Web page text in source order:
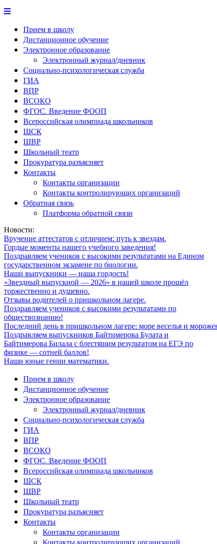
Прием в школу
Дистанционное обучение
Электронное образование
Электронный журнал/дневник
Социально-психологическая служба
ГИА
ВПР
ВСОКО
ФГОС. Введение ФООП
Всероссийская олимпиада школьников
ШСК
ШВР
Школьный театр
Прокуратура разъясняет
Контакты
Контакты организации
Контакты контролирующих организаций
Обратная связь
Платформа обратной связи
Новости:
Вручение аттестатов с отличием: путь к звездам.
Гордые моменты нашего учебного заведения!
Поздравляем учеников с высокими результатами на Едином
государственном экзамене по биологии.
Наши выпускники — наша гордость!
«Звездный выпускной — 2026» в нашей школе прошёл
торжественно и душевно.
Отзывы родителей о пришкольном лагере.
Поздравляем учеников с высокими результатами по
обществознанию!
Последний день в пришкольном лагере: море веселья и
Поздравляем выпускников Байтимерова Булата и
Байтимерова Билала с блестящим результатом на ЕГЭ по
физике — сотней баллов!
Наши юные гении математики.
Прием в школу
Дистанционное обучение
Электронное образование
Электронный журнал/дневник
Социально-психологическая служба
ГИА
ВПР
ВСОКО
ФГОС. Введение ФООП
Всероссийская олимпиада школьников
ШСК
ШВР
Школьный театр
Прокуратура разъясняет
Контакты
Контакты организации
Контакты контролирующих организаций